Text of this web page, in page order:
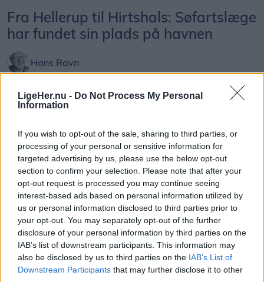
LigeHer.nu - Do Not Process My Personal
Information
If you wish to opt-out of the sale, sharing to third parties, or
processing of your personal or sensitive information for
targeted advertising by us, please use the below opt-out
section to confirm your selection. Please note that after your
opt-out request is processed you may continue seeing
interest-based ads based on personal information utilized by
us or personal information disclosed to third parties prior to
your opt-out. You may separately opt-out of the further
disclosure of your personal information by third parties on the
IAB’s list of downstream participants. This information may
also be disclosed by us to third parties on the IAB’s List of
Downstream Participants that may further disclose it to other
Fra Hellerup til Hirtshals: Søfartslæge
har fundet sin plads på havnen
Hans Ravn
09. august 2026 kl. 06.02
HIRTSHALS: Selv om Eva Folkersen har adresse i
Hellerup, er Hirtshals blevet omdrejningspunktet
for en stor del af hendes arbejdsliv.
Flere gange hver måned tager hun turen nordpå
til Hirtshals Havn, hvor hun udfører de lovpligtige
helbredsundersøgelser af fiskere og søfolk.
Da hun etablerede sig på havnen for godt tre år
siden, var det langt fra givet, at projektet ville